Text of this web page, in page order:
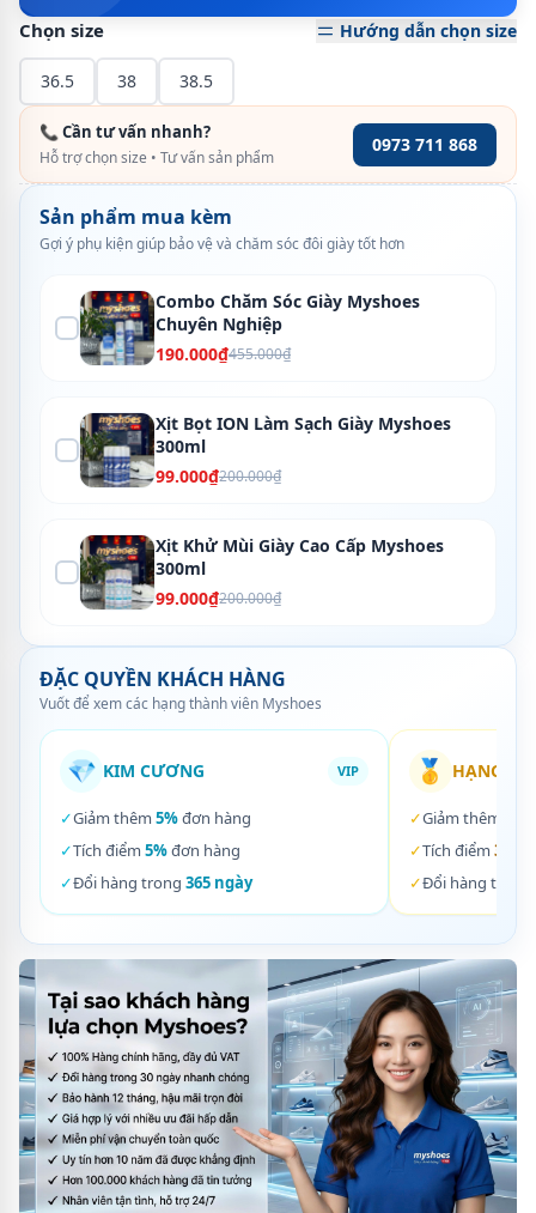
Chọn size Hướng dẫn chọn size
36.5 38 38.5
📞 Cần tư vấn nhanh?
Hỗ trợ chọn size • Tư vấn sản phẩm
0973 711 868
Sản phẩm mua kèm
Gợi ý phụ kiện giúp bảo vệ và chăm sóc đôi giày tốt hơn
Combo Chăm Sóc Giày Myshoes
Chuyên Nghiệp
190.000₫455.000₫
Xịt Bọt ION Làm Sạch Giày Myshoes
300ml
99.000₫200.000₫
Xịt Khử Mùi Giày Cao Cấp Myshoes
300ml
99.000₫200.000₫
ĐẶC QUYỀN KHÁCH HÀNG
Vuốt để xem các hạng thành viên Myshoes
💎 KIM CƯƠNG VIP
✓Giảm thêm 5%đơn hàng
✓Tích điểm 5%đơn hàng
✓Đổi hàng trong 365 ngày
🥇 HẠNG
✓Giảm thêm
✓Tích điểm 3%
✓Đổi hàng trong